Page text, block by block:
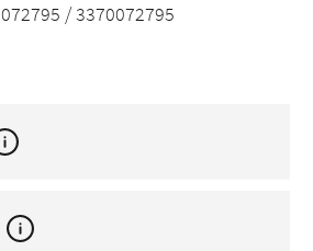
072795 / 3370072795